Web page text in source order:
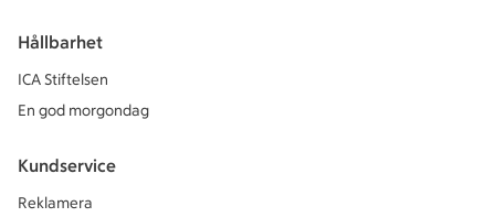
Hållbarhet
ICA Stiftelsen
En god morgondag
Kundservice
Reklamera